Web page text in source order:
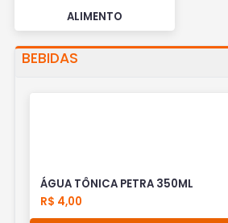
ALIMENTO
BEBIDAS
ÁGUA TÔNICA PETRA 350ML
R$ 4,00